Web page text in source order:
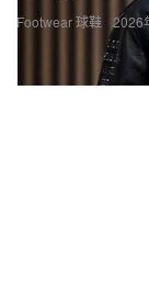
Footwear 球鞋 2026